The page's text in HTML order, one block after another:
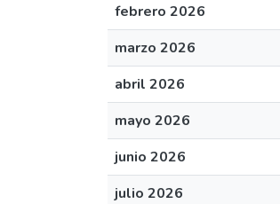
febrero 2026
marzo 2026
abril 2026
mayo 2026
junio 2026
julio 2026